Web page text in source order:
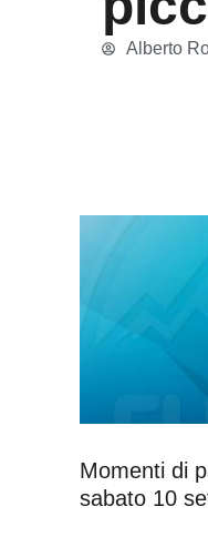
Alberto
Momenti di
sabato 10